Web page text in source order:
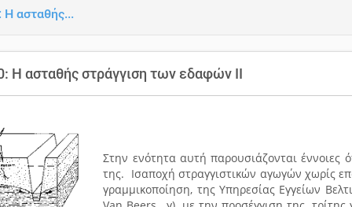
Η ασταθής...
Η ασταθής στράγγιση των εδαφών ΙI
Στην ενότητα αυτή παρουσιάζονται έννοιες
της. Ισαποχή στραγγιστικών αγωγών χωρίς
γραμμικοποίηση, της Υπηρεσίας Εγγείων